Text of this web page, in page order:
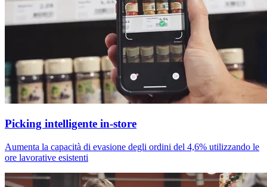
Picking intelligente in-store
Aumenta la capacità di evasione degli ordini del 4,6% utilizzando le
ore lavorative esistenti